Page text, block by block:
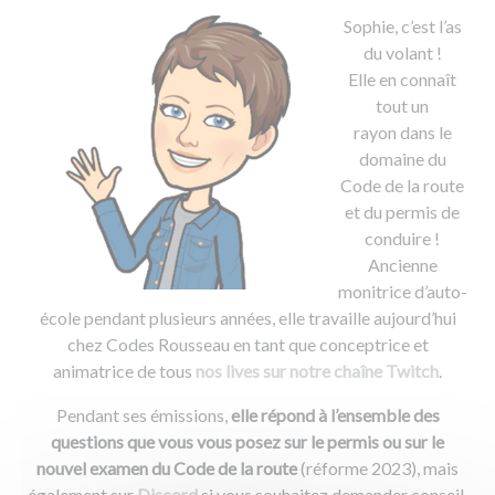
Sophie, c’est l’as
du volant !
Elle en connaît
tout un
rayon dans le
domaine du
Code de la route
et du permis de
conduire !
Ancienne
monitrice d’auto-
école pendant plusieurs années, elle travaille aujourd’hui
chez Codes Rousseau en tant que conceptrice et
animatrice de tous nos lives sur notre chaîne Twitch.
Pendant ses émissions,elle répond à l’ensemble des
questions que vous vous posez sur le permis ou sur le
nouvel examen du Code de la route(réforme 2023), mais